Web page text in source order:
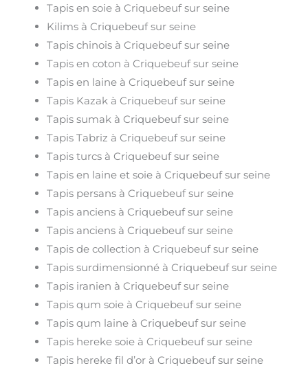
Tapis en soie à Criquebeuf sur seine
Kilims à Criquebeuf sur seine
Tapis chinois à Criquebeuf sur seine
Tapis en coton à Criquebeuf sur seine
Tapis en laine à Criquebeuf sur seine
Tapis Kazak à Criquebeuf sur seine
Tapis sumak à Criquebeuf sur seine
Tapis Tabriz à Criquebeuf sur seine
Tapis turcs à Criquebeuf sur seine
Tapis en laine et soie à Criquebeuf sur seine
Tapis persans à Criquebeuf sur seine
Tapis anciens à Criquebeuf sur seine
Tapis anciens à Criquebeuf sur seine
Tapis de collection à Criquebeuf sur seine
Tapis surdimensionné à Criquebeuf sur seine
Tapis iranien à Criquebeuf sur seine
Tapis qum soie à Criquebeuf sur seine
Tapis qum laine à Criquebeuf sur seine
Tapis hereke soie à Criquebeuf sur seine
Tapis hereke fil d’or à Criquebeuf sur seine